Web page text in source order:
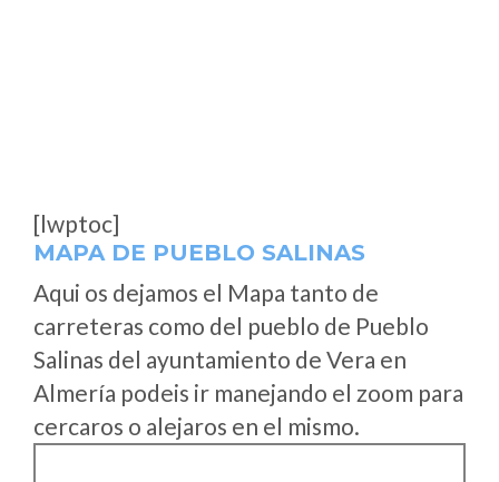
[lwptoc]
MAPA DE PUEBLO SALINAS
Aqui os dejamos el Mapa tanto de
carreteras como del pueblo de Pueblo
Salinas del ayuntamiento de Vera en
Almería podeis ir manejando el zoom para
cercaros o alejaros en el mismo.